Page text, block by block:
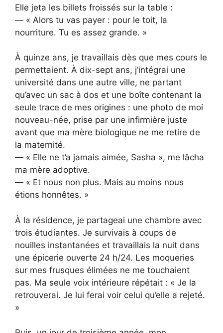
Elle jeta les billets froissés sur la table :
— « Alors tu vas payer : pour le toit, la
nourriture. Tu es assez grande. »
À quinze ans, je travaillais dès que mes cours le
permettaient. À dix-sept ans, j’intégrai une
université dans une autre ville, ne partant
qu’avec un sac à dos et une boîte contenant la
seule trace de mes origines : une photo de moi
nouveau-née, prise par une infirmière juste
avant que ma mère biologique ne me retire de
la maternité.
— « Elle ne t’a jamais aimée, Sasha », me lâcha
ma mère adoptive.
— « Et nous non plus. Mais au moins nous
étions honnêtes. »
À la résidence, je partageai une chambre avec
trois étudiantes. Je survivais à coups de
nouilles instantanées et travaillais la nuit dans
une épicerie ouverte 24 h/24. Les moqueries
sur mes frusques élimées ne me touchaient
pas. Ma seule voix intérieure répétait : « Je la
retrouverai. Je lui ferai voir celui qu’elle a rejeté.
»